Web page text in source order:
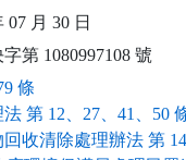
07 月 30 日
第 1080997108 號
條
第 12、27、41、50
收清除處理辦法 第